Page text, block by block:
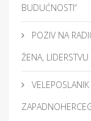
BUDUĆNOSTI“
POZIV NA
ŽENA,
VELEPOSLANIK